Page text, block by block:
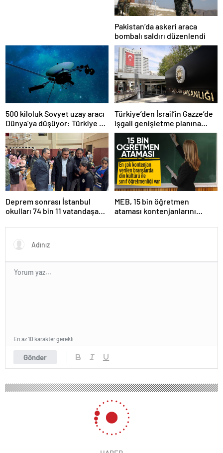
Pakistan’da askeri araca
bombalı saldırı düzenlendi
500 kiloluk Sovyet uzay aracı
Dünya’ya düşüyor: Türkiye de
risk altında
Türkiye’den İsrail’in Gazze’de
işgali genişletme planına
tepki
Deprem sonrası İstanbul
okulları 74 bin 11 vatandaşa
MEB, 15 bin öğretmen
ataması kontenjanlarını
Gönder
En az 10 karakter gerekli